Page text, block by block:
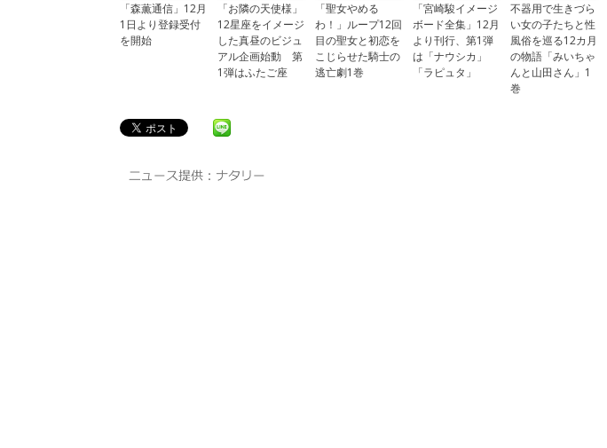
「森薫通信」12月
1日より登録受付
を開始
「お隣の天使様」
12星座をイメージ
した真昼のビジュ
アル企画始動 第
1弾はふたご座
「聖女やめる
わ！」ループ12回
目の聖女と初恋を
こじらせた騎士の
逃亡劇1巻
「宮崎駿イメージ
ボード全集」12月
より刊行、第1弾
は「ナウシカ」
「ラピュタ」
不器用で生きづら
い女の子たちと性
風俗を巡る12カ月
の物語「みいちゃ
んと山田さん」1
巻